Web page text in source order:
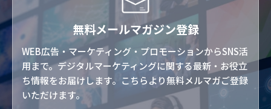
無料メールマガジン登録
WEB広告・マーケティング・プロモーションからSNS活
用まで。デジタルマーケティングに関する最新・お役立
ち情報をお届けします。こちらより無料メルマガご登録
いただけます。